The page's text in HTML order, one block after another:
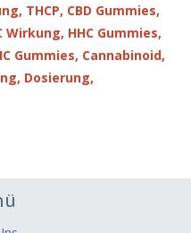
THCP, CBD Gummies,
Wirkung, HHC Gummies,
Gummies, Cannabinoid,
Dosierung,